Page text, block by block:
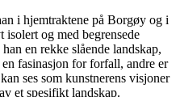
i hjemtraktene på Borgøy og i
isolert og med begrensede
en rekke slående landskap,
fasinasjon for forfall, andre er
ses som kunstnerens visjoner
et spesifikt landskap.